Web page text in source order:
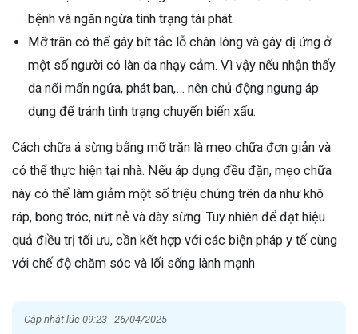
bệnh và ngăn ngừa tình trạng tái phát.
Mỡ trăn có thể gây bít tắc lỗ chân lông và gây dị ứng ở
một số người có làn da nhạy cảm. Vì vậy nếu nhận thấy
da nổi mẩn ngứa, phát ban,… nên chủ động ngưng áp
dụng để tránh tình trạng chuyển biến xấu.
Cách chữa á sừng bằng mỡ trăn là mẹo chữa đơn giản và
có thể thực hiện tại nhà. Nếu áp dụng đều đặn, mẹo chữa
này có thể làm giảm một số triệu chứng trên da như khô
ráp, bong tróc, nứt nẻ và dày sừng. Tuy nhiên để đạt hiệu
quả điều trị tối ưu, cần kết hợp với các biện pháp y tế cùng
với chế độ chăm sóc và lối sống lành mạnh
Cập nhật lúc 09:23 - 26/04/2025